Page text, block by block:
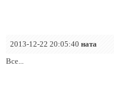
2013-12-22 20:05:40 ната
Все...